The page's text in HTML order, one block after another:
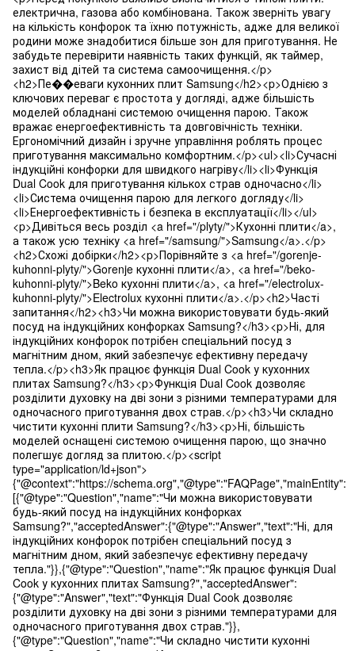
електрична, газова або комбінована. Також зверніть увагу
на кількість конфорок та їхню потужність, адже для великої
родини може знадобитися більше зон для приготування. Не
забудьте перевірити наявність таких функцій, як таймер,
захист від дітей та система самоочищення.</p>
<h2>Пе��еваги кухонних плит Samsung</h2><p>Однією з
ключових переваг є простота у догляді, адже більшість
моделей обладнані системою очищення парою. Також
вражає енергоефективність та довговічність техніки.
Ергономічний дизайн і зручне управління роблять процес
приготування максимально комфортним.</p><ul><li>Сучасні
індукційні конфорки для швидкого нагріву</li><li>Функція
Dual Cook для приготування кількох страв одночасно</li>
<li>Система очищення парою для легкого догляду</li>
<li>Енергоефективність і безпека в експлуатації</li></ul>
<p>Дивіться весь розділ <a href="/plyty/">Кухонні плити</a>,
а також усю техніку <a href="/samsung/">Samsung</a>.</p>
<h2>Схожі добірки</h2><p>Порівняйте з <a href="/gorenje-
kuhonni-plyty/">Gorenje кухонні плити</a>, <a href="/beko-
kuhonni-plyty/">Beko кухонні плити</a>, <a href="/electrolux-
kuhonni-plyty/">Electrolux кухонні плити</a>.</p><h2>Часті
запитання</h2><h3>Чи можна використовувати будь-який
посуд на індукційних конфорках Samsung?</h3><p>Ні, для
індукційних конфорок потрібен спеціальний посуд з
магнітним дном, який забезпечує ефективну передачу
тепла.</p><h3>Як працює функція Dual Cook у кухонних
плитах Samsung?</h3><p>Функція Dual Cook дозволяє
розділити духовку на дві зони з різними температурами для
одночасного приготування двох страв.</p><h3>Чи складно
чистити кухонні плити Samsung?</h3><p>Ні, більшість
моделей оснащені системою очищення парою, що значно
полегшує догляд за плитою.</p><script
type="application/ld+json">
{"@context":"https://schema.org","@type":"FAQPage","mainEntity":
[{"@type":"Question","name":"Чи можна використовувати
будь-який посуд на індукційних конфорках
Samsung?","acceptedAnswer":{"@type":"Answer","text":"Ні, для
індукційних конфорок потрібен спеціальний посуд з
магнітним дном, який забезпечує ефективну передачу
тепла."}},{"@type":"Question","name":"Як працює функція Dual
Cook у кухонних плитах Samsung?","acceptedAnswer":
{"@type":"Answer","text":"Функція Dual Cook дозволяє
розділити духовку на дві зони з різними температурами для
одночасного приготування двох страв."}},
{"@type":"Question","name":"Чи складно чистити кухонні